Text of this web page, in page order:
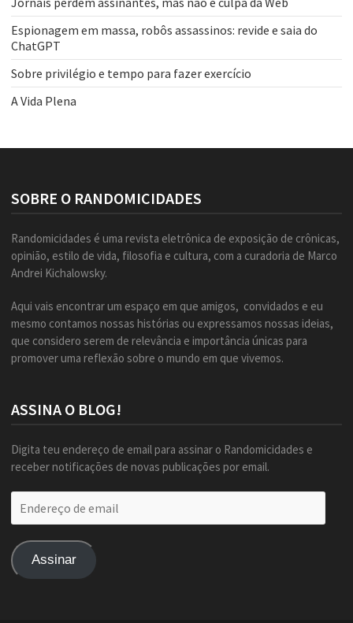
Espionagem em massa, robôs assassinos: revide e saia do
ChatGPT
Sobre privilégio e tempo para fazer exercício
A Vida Plena
SOBRE O RANDOMICIDADES
Randomicidades é uma revista eletrônica de exposição de crônicas,
opinião, estilo de vida, filosofia e cultura, com a curadoria de Marco
Andrei Kichalowsky.
Aqui vais encontrar um espaço em que amigos, convidados e eu
mesmo contamos nossas histórias ou expressamos nossas ideias,
que considero serem de relevância e importância únicas para
promover uma reflexão sobre o mundo em que vivemos.
ASSINA O BLOG!
Digita teu endereço de email para assinar o Randomicidades e
receber notificações de novas publicações por email.
de
Assinar